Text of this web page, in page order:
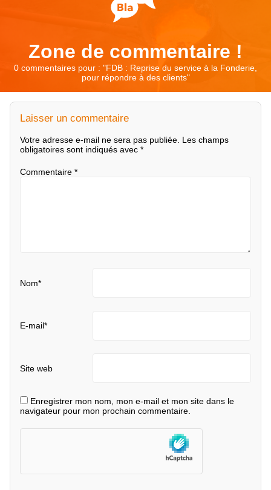
Zone de commentaire !
0 commentaires pour : "FDB : Reprise du service à la Fonderie,
pour répondre à des clients"
Laisser un commentaire
Votre adresse e-mail ne sera pas publiée. Les champs
obligatoires sont indiqués avec *
Commentaire *
Nom*
E-mail*
Site web
Enregistrer mon nom, mon e-mail et mon site dans le
navigateur pour mon prochain commentaire.